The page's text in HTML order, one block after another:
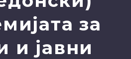
за
и јавни